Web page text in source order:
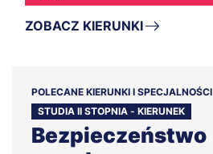
ZOBACZ KIERUNKI
POLECANE KIERUNKI I SPECJALNOŚCI
STUDIA II STOPNIA - KIERUNEK
Bezpieczeństwo